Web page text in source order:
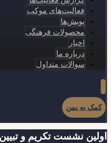
فعالیت‌های موکب
پویش‌ها
محصولات فرهنگی
اخبار
درباره ما
سوالات متداول
کمک به یمن
اولین نشست تکریم و